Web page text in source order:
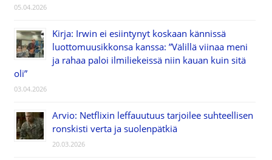
05.04.2026
Kirja: Irwin ei esiintynyt koskaan kännissä
luottomuusikkonsa kanssa: ”Välillä viinaa meni
ja rahaa paloi ilmiliekeissä niin kauan kuin sitä
oli”
03.04.2026
Arvio: Netflixin leffauutuus tarjoilee suhteellisen
ronskisti verta ja suolenpätkiä
20.03.2026